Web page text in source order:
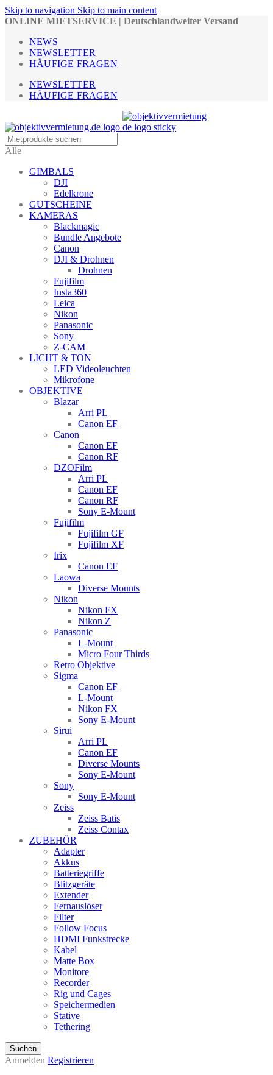
Skip to navigation Skip to main content
ONLINE MIETSERVICE | Deutschlandweiter Versand
NEWS
NEWSLETTER
HÄUFIGE FRAGEN
NEWSLETTER
HÄUFIGE FRAGEN
Alle
GIMBALS
DJI
Edelkrone
GUTSCHEINE
KAMERAS
Blackmagic
Bundle Angebote
Canon
DJI & Drohnen
Drohnen
Fujifilm
Insta360
Leica
Nikon
Panasonic
Sony
Z-CAM
LICHT & TON
LED Videoleuchten
Mikrofone
OBJEKTIVE
Blazar
Arri PL
Canon EF
Canon
Canon EF
Canon RF
DZOFilm
Arri PL
Canon EF
Canon RF
Sony E-Mount
Fujifilm
Fujifilm GF
Fujifilm XF
Irix
Canon EF
Laowa
Diverse Mounts
Nikon
Nikon FX
Nikon Z
Panasonic
L-Mount
Micro Four Thirds
Retro Objektive
Sigma
Canon EF
L-Mount
Nikon FX
Sony E-Mount
Sirui
Arri PL
Canon EF
Diverse Mounts
Sony E-Mount
Sony
Sony E-Mount
Zeiss
Zeiss Batis
Zeiss Contax
ZUBEHÖR
Adapter
Akkus
Batteriegriffe
Blitzgeräte
Extender
Fernauslöser
Filter
Follow Focus
HDMI Funkstrecke
Kabel
Matte Box
Monitore
Recorder
Rig und Cages
Speichermedien
Stative
Tethering
Suchen
Anmelden Registrieren